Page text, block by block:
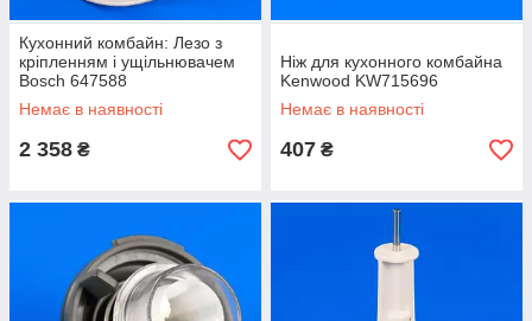
Кухонний комбайн: Лезо з
кріпленням і ущільнювачем
Bosch 647588
Немає в наявності
2 358 ₴
Ніж для кухонного комбайна
Kenwood KW715696
Немає в наявності
407 ₴